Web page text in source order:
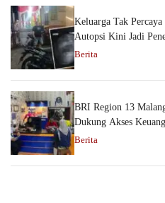
Keluarga Tak
Autopsi Kini Jadi
Berita
BRI Region 13
Dukung Akses
Berita